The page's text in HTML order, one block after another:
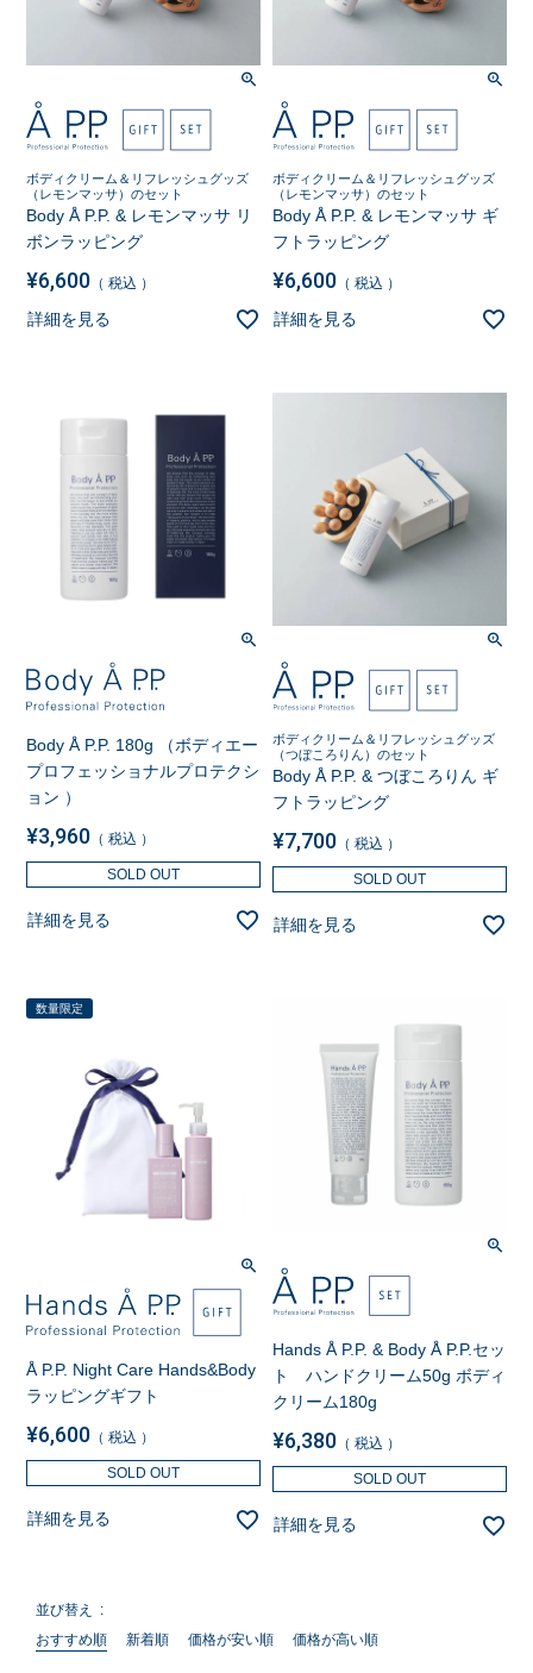
ボディクリーム＆リフレッシュグッズ
（レモンマッサ）のセット
Body Å P.P. & レモンマッサ リ
ボンラッピング
¥6,600 税込
詳細を見る
ボディクリーム＆リフレッシュグッズ
（レモンマッサ）のセット
Body Å P.P. & レモンマッサ ギ
フトラッピング
¥6,600 税込
詳細を見る
Body Å P.P. 180g （ボディエー
プロフェッショナルプロテクシ
ョン ）
¥3,960 税込
SOLD OUT
詳細を見る
ボディクリーム＆リフレッシュグッズ
（つぼころりん）のセット
Body Å P.P. & つぼころりん ギ
フトラッピング
¥7,700 税込
SOLD OUT
詳細を見る
数量限定
Å P.P. Night Care Hands&Body
ラッピングギフト
¥6,600 税込
SOLD OUT
詳細を見る
Hands Å P.P. & Body Å P.P.セッ
ト ハンドクリーム50g ボディ
クリーム180g
¥6,380 税込
SOLD OUT
詳細を見る
並び替え
おすすめ順
新着順 価格が安い順 価格が高い順